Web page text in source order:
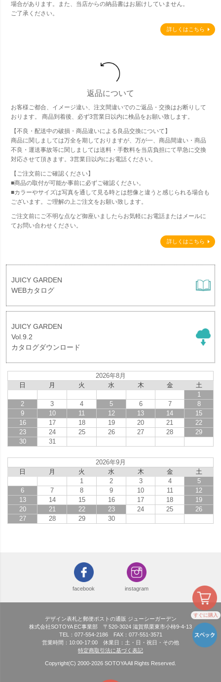
すぐに購入
場合があります。また、当店からの納品書はお届けしていません。
ご了承ください。
詳しくはこちら
返品について
お客様ご都合、イメージ違い、注文間違いでのご返品・交換はお断りして
おります。 商品到着後、必ず3営業日以内に検品をお願い致します。
【不良・配送中の破損・商品違いによる良品交換について】
商品に関しましては万全を期しておりますが、万が一、商品間違い・商品
不良・運送事故等に関しましては送料・手数料を当店負担にて早急に交換
対応させて頂きます。3営業日以内にお電話ください。
【ご注文前にご確認ください】
■商品の取付が可能か事前に必ずご確認ください。
■カラーやサイズは写真を通して見る時とは想像と違うと感じられる場合も
ございます。ご理解の上ご注文をお願い致します。
ご注文前にご不明な点など御座いましたらお気軽にお電話またはメールに
てお問い合わせください。
詳しくはこちら
JUICY GARDEN
WEBカタログ
JUICY GARDEN
Vol.9.2
カタログダウンロード
2026年8月
日
月 火 水 木 金
土
1
2
3 4 5 6 7
8
9
10 11 12 13 14
15
16
17 18 19 20 21
22
23
24 25 26 27 28
29
30
31
2026年9月
日
月 火 水 木 金
土
1
2 3 4
5
6
7 8 9 10 11
12
13
14 15 16 17 18
19
20
21 22 23 24 25
26
27
28 29 30
facebook instagram
デザイン表札と郵便ポストの通販 ジューシーガーデン
株式会社SOTOYA EC事業部 〒520-3024 滋賀県栗東市小柿9-4-13
TEL：077-554-2186 FAX：077-551-3571
営業時間：10:00-17:00 休業日：土・日・祝日・その他
特定商取引法に基づく表記
Copyright(C) 2000-2026 SOTOYA All Rights Reserved.